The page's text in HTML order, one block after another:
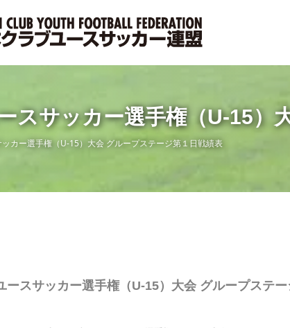
スサッカー選手権（U-15）
カー選手権（U-15）大会 グループステージ第１日戦績表
ースサッカー選手権（U-15）大会 グループステ